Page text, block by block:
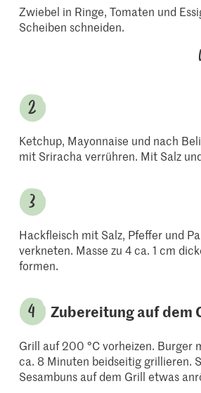
Zwiebel in Ringe, Tomaten und
Scheiben schneiden.
Ketchup, Mayonnaise und nach
mit Sriracha verrühren. Mit Salz
Hackfleisch mit Salz, Pfeffer und
verkneten. Masse zu 4 ca. 1 cm
formen.
Zubereitung auf dem
Grill auf 200 °C vorheizen. Burger
ca. 8 Minuten beidseitig grillieren.
Sesambuns auf dem Grill etwas